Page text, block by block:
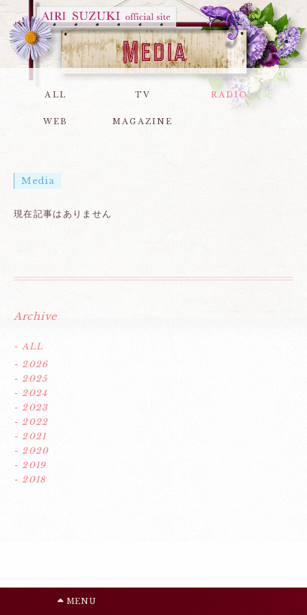
ALL TV RADIO
WEB MAGAZINE
Media
現在記事はありません
Archive
- ALL
- 2026
- 2025
- 2024
- 2023
- 2022
- 2021
- 2020
- 2019
- 2018
MENU